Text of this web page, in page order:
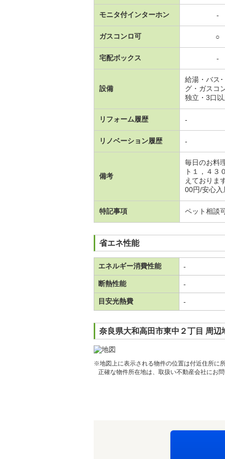
モニタ付インターホン -
ガスコンロ可 ○
宅配ボックス -
設備
給湯・バス
グ・ガスコ
独立・3口
リフォーム履歴 -
リノベーション履歴 -
備考
毎日のお料
ト１，４３
えておりま
00円/安心入
特記事項 ペット相談
省エネ性能
エネルギー消費性能 -
断熱性能 -
目安光熱費 -
奈良県大和高田市東中２丁目 周辺
※地図上に表示される物件の位置は付近住所に
正確な物件所在地は、取扱い不動産会社にお問